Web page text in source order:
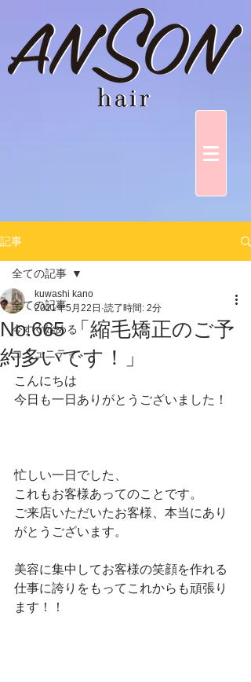
記事
全ての記事
今すぐ始める
コミュニティ
全ての記事
No.665 「縮毛矯正のご予
約多いです！」
kuwashi kano
2021年5月22日 読了時間: 2分
こんにちは
今日も一日ありがとうございました！
忙しい一日でした、
これもお客様あってのことです。
ご来店いただいたお客様、本当にあり
がとうございます。
美容に集中してお客様の笑顔を作れる
仕事に誇りをもってこれからも頑張り
ます！！